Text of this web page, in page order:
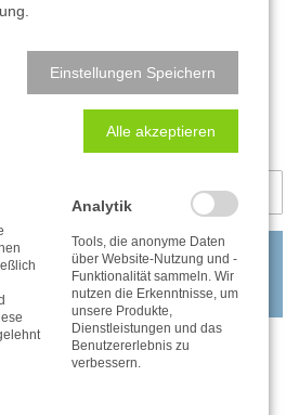
2027
(DIN A4 Hoch) |
Einstellungen Speichern
Alle akzeptieren
Analytik
Tools, die anonyme Daten
über Website-Nutzung und -
Funktionalität sammeln. Wir
nutzen die Erkenntnisse, um
unsere Produkte,
Dienstleistungen und das
Benutzererlebnis zu
verbessern.